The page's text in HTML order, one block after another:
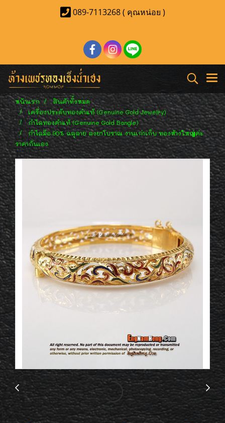
089-7113268 ( คุณหน่อย )
หน้าแรก
สินค้าทั้งหมด
เครื่องประดับทองคำแท้ (Genuine Gold Jewelry)
กำไลทองคำแท้ (Genuine Gold Bangle)
กำไลมือ 90% ฉลุลาย ลงยาโบราณ งานเก่าเก็บ ทองห้างใหญ่ค่ะ
ราคากันเอง